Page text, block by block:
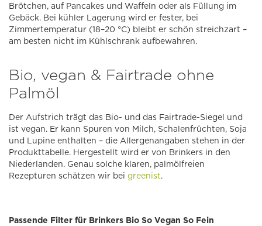
Brötchen, auf Pancakes und Waffeln oder als Füllung im
Gebäck. Bei kühler Lagerung wird er fester, bei
Zimmertemperatur (18–20 °C) bleibt er schön streichzart –
am besten nicht im Kühlschrank aufbewahren.
Bio, vegan & Fairtrade ohne
Palmöl
Der Aufstrich trägt das Bio- und das Fairtrade-Siegel und
ist vegan. Er kann Spuren von Milch, Schalenfrüchten, Soja
und Lupine enthalten – die Allergenangaben stehen in der
Produkttabelle. Hergestellt wird er von Brinkers in den
Niederlanden. Genau solche klaren, palmölfreien
Rezepturen schätzen wir bei greenist.
Passende Filter für Brinkers Bio So Vegan So Fein